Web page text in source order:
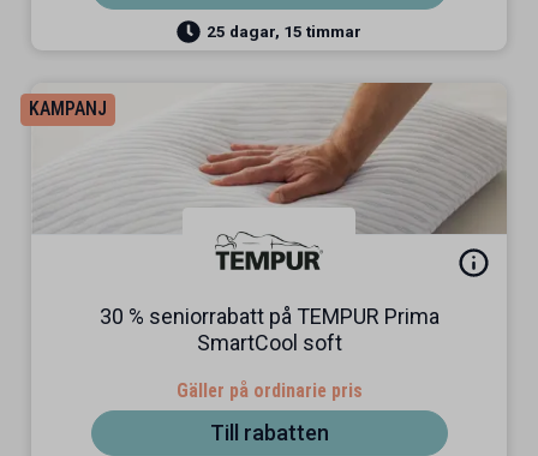
25 dagar, 15 timmar
KAMPANJ
30 % seniorrabatt på TEMPUR Prima
SmartCool soft
Gäller på ordinarie pris
Till rabatten